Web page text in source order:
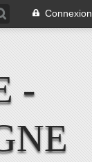
Connexion
-